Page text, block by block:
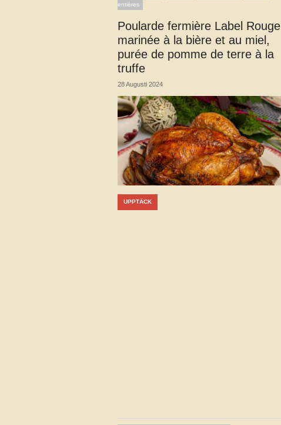
entières
Poularde fermière Label Rouge
marinée à la bière et au miel,
purée de pomme de terre à la
truffe
28 Augusti 2024
UPPTÄCK